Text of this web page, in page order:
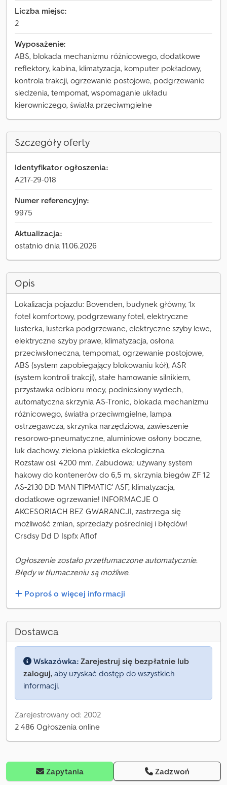
Liczba miejsc:
2
Wyposażenie:
ABS, blokada mechanizmu różnicowego, dodatkowe
reflektory, kabina, klimatyzacja, komputer pokładowy,
kontrola trakcji, ogrzewanie postojowe, podgrzewanie
siedzenia, tempomat, wspomaganie układu
kierowniczego, światła przeciwmgielne
Szczegóły oferty
Identyfikator ogłoszenia:
A217-29-018
Numer referencyjny:
9975
Aktualizacja:
ostatnio dnia 11.06.2026
Opis
Lokalizacja pojazdu: Bovenden, budynek główny, 1x
fotel komfortowy, podgrzewany fotel, elektryczne
lusterka, lusterka podgrzewane, elektryczne szyby lewe,
elektryczne szyby prawe, klimatyzacja, osłona
przeciwsłoneczna, tempomat, ogrzewanie postojowe,
ABS (system zapobiegający blokowaniu kół), ASR
(system kontroli trakcji), stałe hamowanie silnikiem,
przystawka odbioru mocy, podniesiony wydech,
automatyczna skrzynia AS-Tronic, blokada mechanizmu
różnicowego, światła przeciwmgielne, lampa
ostrzegawcza, skrzynka narzędziowa, zawieszenie
resorowo-pneumatyczne, aluminiowe osłony boczne,
luk dachowy, zielona plakietka ekologiczna.
Rozstaw osi: 4200 mm. Zabudowa: używany system
hakowy do kontenerów do 6,5 m, skrzynia biegów ZF 12
AS-2130 DD 'MAN TIPMATIC' ASF, klimatyzacja,
dodatkowe ogrzewanie! INFORMACJE O
AKCESORIACH BEZ GWARANCJI, zastrzega się
możliwość zmian, sprzedaży pośredniej i błędów!
Crsdsy Dd D Ispfx Aflof
Ogłoszenie zostało przetłumaczone automatycznie.
Błędy w tłumaczeniu są możliwe.
Poproś o więcej informacji
Dostawca
Wskazówka: Zarejestruj się bezpłatnie lub
zaloguj, aby uzyskać dostęp do wszystkich
informacji.
Zarejestrowany od: 2002
2 486 Ogłoszenia online
Zapytania Zadzwoń